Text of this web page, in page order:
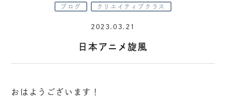
ブログ クリエイティブクラス
2023.03.21
日本アニメ旋風
おはようございます！